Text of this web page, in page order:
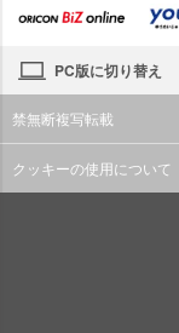
PC版に切り替え
禁無断複写転載
クッキーの使用について